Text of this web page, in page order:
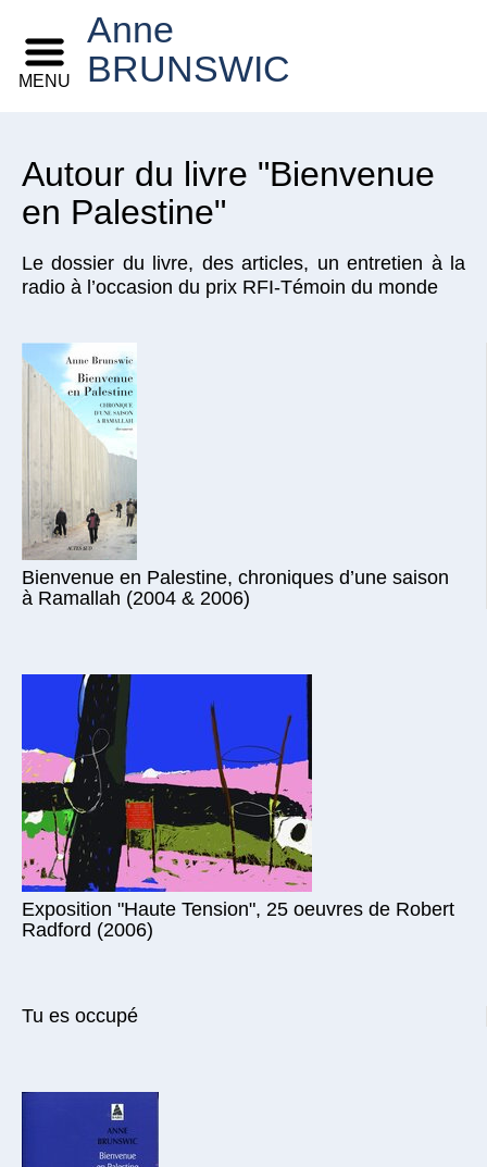
Anne
BRUNSWIC
MENU
Autour du livre "Bienvenue
en Palestine"
Le dossier du livre, des articles, un entretien à la
radio à l’occasion du prix RFI-Témoin du monde
Bienvenue en Palestine, chroniques d’une saison
à Ramallah (2004 & 2006)
Exposition "Haute Tension", 25 oeuvres de Robert
Radford (2006)
Tu es occupé